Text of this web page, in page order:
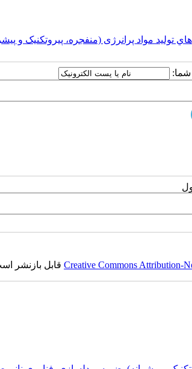
توليد مواد پرانرژی (منفجره، پيروتکنيک و
شما:
Creative Commons Attribution-قابل بازنشر